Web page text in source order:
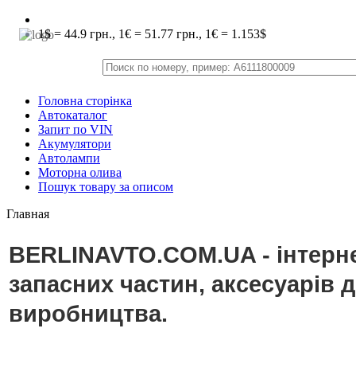
1$ = 44.9 грн., 1€ = 51.77 грн., 1€ = 1.153$
Головна сторінка
Автокаталог
Запит по VIN
Акумулятори
Автолампи
Моторна олива
Пошук товару за описом
Главная
BERLINAVTO.COM.UA -
запасних частин, аксесуарів
виробництва.